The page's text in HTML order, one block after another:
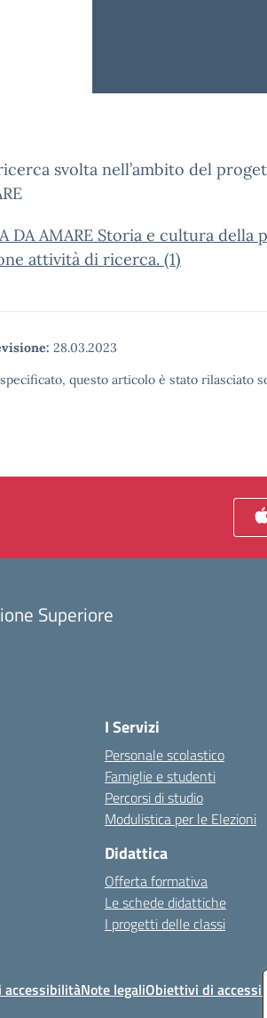
svolta nell’ambito del
DA AMARE Storia e cultura della
attività di ricerca. (1)
28.03.2023
questo articolo è stato rilasciato
Superiore
I Servizi
Personale scolastico
Famiglie e studenti
Percorsi di studio
Modulistica per le Elezioni
Didattica
Offerta formativa
Le schede didattiche
I progetti delle classi
accessibilitàNote legaliObiettivi di